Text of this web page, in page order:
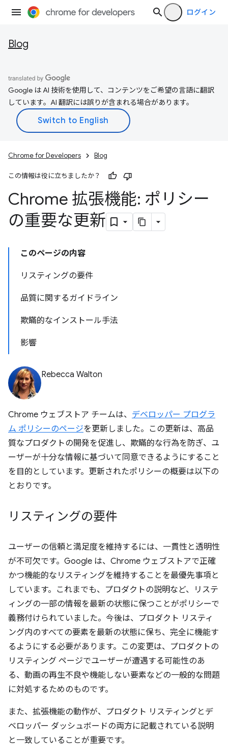
ログイン
Blog
Google は AI 技術を使用して、コンテンツをご希望の言語に翻訳
しています。AI 翻訳には誤りが含まれる場合があります。
Chrome for Developers Blog
この情報は役に立ちましたか？
Chrome 拡張機能: ポリシー
の重要な更新
このページの内容
リスティングの要件
品質に関するガイドライン
欺瞞的なインストール手法
影響
Rebecca Walton
Chrome ウェブストア チームは、 デベロッパー プログラ
ム ポリシーのページを更新しました。この更新は、高品
質なプロダクトの開発を促進し、欺瞞的な行為を防ぎ、ユ
ーザーが十分な情報に基づいて同意できるようにすること
を目的としています。更新されたポリシーの概要は以下の
とおりです。
リスティングの要件
ユーザーの信頼と満足度を維持するには、一貫性と透明性
が不可欠です。Google は、Chrome ウェブストアで正確
かつ機能的なリスティングを維持することを最優先事項と
しています。これまでも、プロダクトの説明など、リステ
ィングの一部の情報を最新の状態に保つことがポリシーで
義務付けられていました。今後は、プロダクト リスティ
ング内のすべての要素を最新の状態に保ち、完全に機能す
るようにする必要があります。この変更は、プロダクトの
リスティング ページでユーザーが遭遇する可能性のあ
る、動画の再生不良や機能しない要素などの一般的な問題
に対処するためのものです。
また、拡張機能の動作が、プロダクト リスティングとデ
ベロッパー ダッシュボードの両方に記載されている説明
と一致していることが重要です。